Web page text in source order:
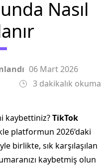
Nasıl
06 Mart 2026
3 dakikalık okuma
kaybettiniz?TikTok
platformun 2026’daki
birlikte, sık karşılaşılan
kaybetmiş olun